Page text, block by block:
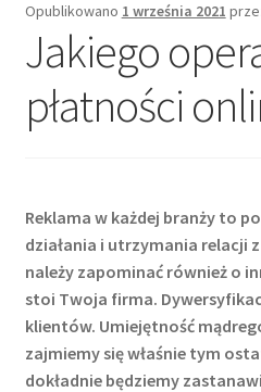
Opublikowano 1 września 2021
Jakiego
płatności
Reklama w każdej branży to
działania i utrzymania relacji
należy zapominać również o
stoi Twoja firma.
klientów. Umiejętność
zajmiemy się właśnie tym
dokładnie będziemy